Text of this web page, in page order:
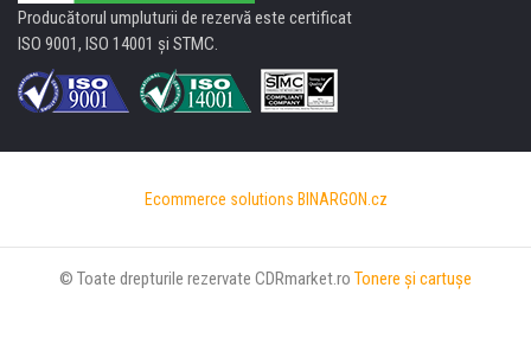
Producătorul umpluturii de rezervă este certificat
ISO 9001, ISO 14001 şi STMC.
Ecommerce solutions BINARGON.cz
© Toate drepturile rezervate CDRmarket.ro Tonere şi cartuşe